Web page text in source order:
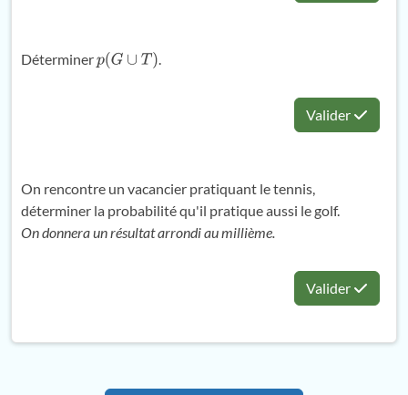
Déterminerp(G∪T
Valider
On rencontre un vacancier pratiquant le tennis,
déterminer la probabilité qu'il pratique aussi le golf.
On donnera un résultat arrondi au millième.
Valider